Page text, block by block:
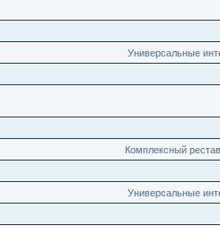
Универсальные
Комплексный
Универсальные